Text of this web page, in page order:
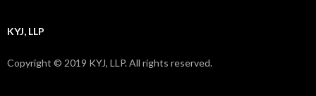
KYJ, LLP
Copyright © 2019 KYJ, LLP. All rights reserved.